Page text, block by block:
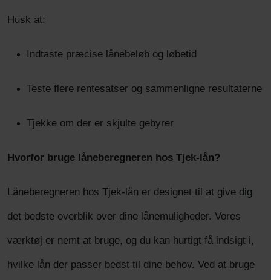
Husk at:
Indtaste præcise lånebeløb og løbetid
Teste flere rentesatser og sammenligne resultaterne
Tjekke om der er skjulte gebyrer
Hvorfor bruge låneberegneren hos Tjek-lån?
Låneberegneren hos Tjek-lån er designet til at give dig
det bedste overblik over dine lånemuligheder. Vores
værktøj er nemt at bruge, og du kan hurtigt få indsigt i,
hvilke lån der passer bedst til dine behov. Ved at bruge